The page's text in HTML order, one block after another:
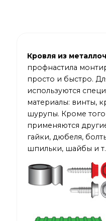
Кровля из
профнастила
просто и быстро.
используются
материалы: винты,
шурупы. Кроме
применяются
гайки, дюбеля,
шпильки, шайбы и